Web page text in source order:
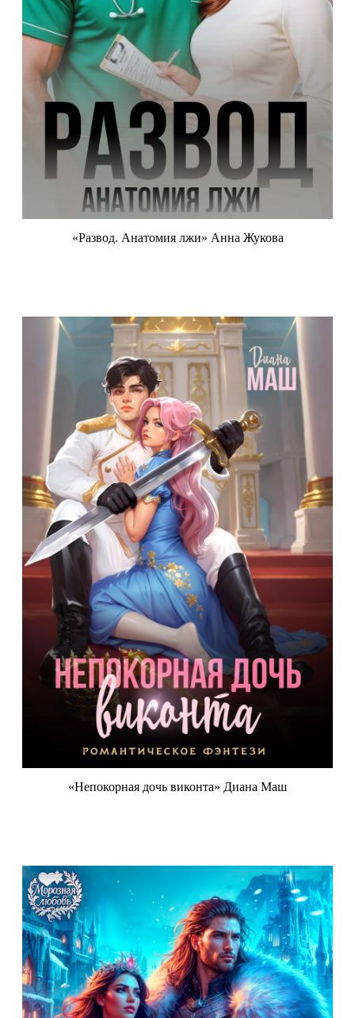
«Развод. Анатомия лжи» Анна Жукова
«Непокорная дочь виконта» Диана Маш